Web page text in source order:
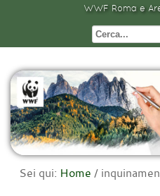
WWF Roma e
Sei qui: Home /